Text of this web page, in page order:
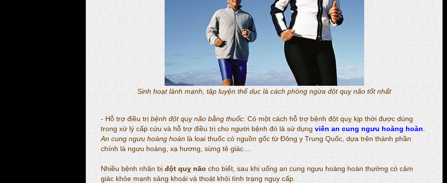
Sinh hoạt lành mạnh, tập luyện thể dục là cách phòng ngừa đột quỵ não tốt nhất
- Hỗ trợ điều trị bệnh đột quỵ não bằng thuốc: Có một cách hỗ trợ bệnh đột quỵ kịp thời được dùng
trong xử lý cấp cứu và hỗ trợ điều trị cho người bệnh đó là sử dụng viên an cung ngưu hoàng hoàn
An cung ngưu hoàng hoàn là loại thuốc có nguồn gốc từ Đông y Trung Quốc, dựa trên thành phần
chính là ngưu hoàng, xạ hương, sừng tê giác....
Nhiều bệnh nhân bị đột quỵ não cho biết, sau khi uống an cung ngưu hoàng hoàn thường có cảm
giác khỏe mạnh sảng khoái và thoát khỏi tình trạng nguy cấp.